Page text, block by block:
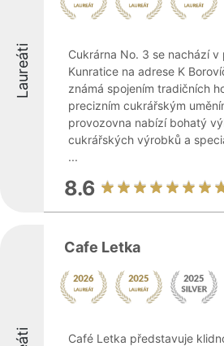
Laureáti
Cukrárna No. 3 se nachází
Kunratice na adrese K
známá spojením tradičních
precizním cukrářským
provozovna nabízí bohatý
cukrářských výrobků a
...
8.6
Cafe Letka
Café Letka představuje